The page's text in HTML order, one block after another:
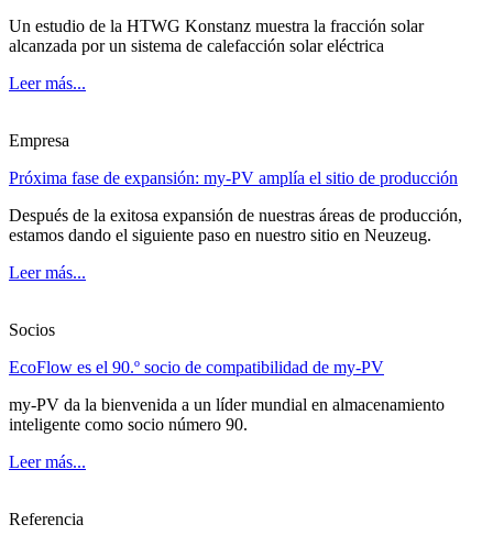
Un estudio de la HTWG Konstanz muestra la fracción solar
alcanzada por un sistema de calefacción solar eléctrica
Leer más...
Empresa
Próxima fase de expansión: my-PV amplía el sitio de producción
Después de la exitosa expansión de nuestras áreas de producción,
estamos dando el siguiente paso en nuestro sitio en Neuzeug.
Leer más...
Socios
EcoFlow es el 90.º socio de compatibilidad de my-PV
my-PV da la bienvenida a un líder mundial en almacenamiento
inteligente como socio número 90.
Leer más...
Referencia